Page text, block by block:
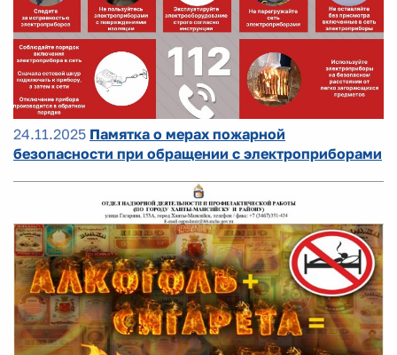
24.11.2025 Памятка о мерах пожарной
безопасности при обращении с электроприборами